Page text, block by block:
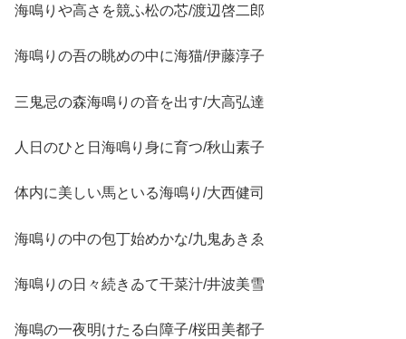
海鳴りや高さを競ふ松の芯/渡辺啓二郎
海鳴りの吾の眺めの中に海猫/伊藤淳子
三鬼忌の森海鳴りの音を出す/大高弘達
人日のひと日海鳴り身に育つ/秋山素子
体内に美しい馬といる海鳴り/大西健司
海鳴りの中の包丁始めかな/九鬼あきゑ
海鳴りの日々続きゐて干菜汁/井波美雪
海鳴の一夜明けたる白障子/桜田美都子